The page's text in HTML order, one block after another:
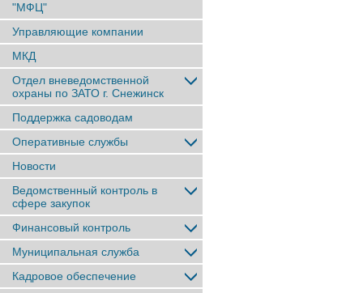
"МФЦ"
Управляющие компании
МКД
Отдел вневедомственной
охраны по ЗАТО г. Снежинск
Поддержка садоводам
Оперативные службы
Новости
Ведомственный контроль в
сфере закупок
Финансовый контроль
Муниципальная служба
Кадровое обеспечение